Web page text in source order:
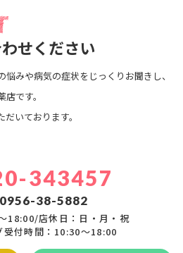
せください
みや病気の症状をじっくりお聞きし、
です。
いております。
343457
0956-38-5882
18:00/店休日：日・月・祝
受付時間：10:30〜18:00